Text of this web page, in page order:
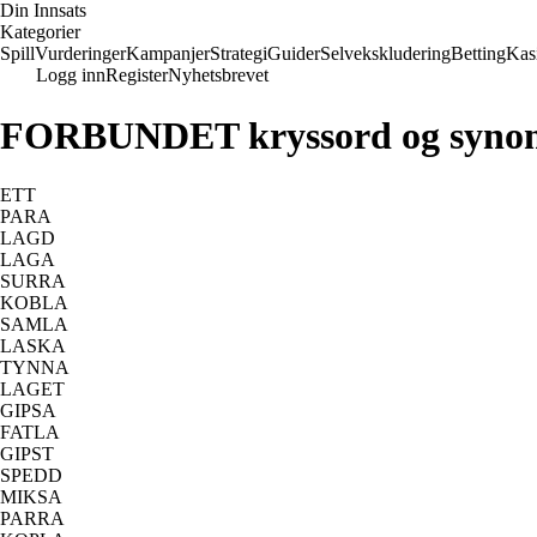
Din Innsats
Kategorier
SpillVurderingerKampanjerStrategiGuiderSelvekskluderingBetting
Logg innRegisterNyhetsbrevet
FORBUNDET kryssord og
ETT
PARA
LAGD
LAGA
SURRA
KOBLA
SAMLA
LASKA
TYNNA
LAGET
GIPSA
FATLA
GIPST
SPEDD
MIKSA
PARRA